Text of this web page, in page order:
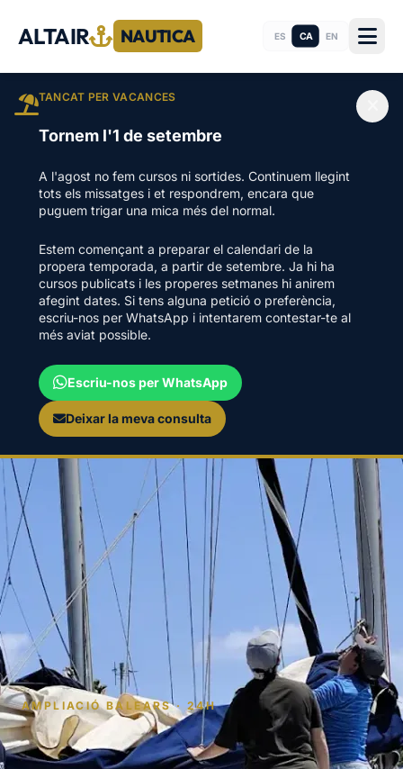
ALTAIR NAUTICA ES CA EN
TANCAT PER VACANCES
Tornem l'1 de setembre
A l'agost no fem cursos ni sortides. Continuem llegint
tots els missatges i et respondrem, encara que
puguem trigar una mica més del normal.
Estem començant a preparar el calendari de la
propera temporada, a partir de setembre. Ja hi ha
cursos publicats i les properes setmanes hi anirem
afegint dates. Si tens alguna petició o preferència,
escriu-nos per WhatsApp i intentarem contestar-te al
més aviat possible.
Escriu-nos per WhatsApp
Deixar la meva consulta
AMPLIACIÓ BALEARS · 24H